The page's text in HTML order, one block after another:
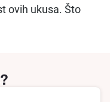
ovih ukusa. Što